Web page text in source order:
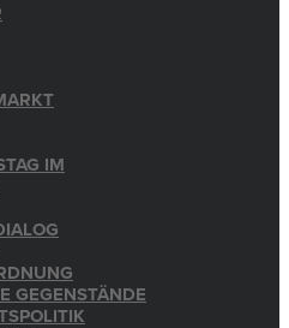
IM
GEGENSTÄNDE